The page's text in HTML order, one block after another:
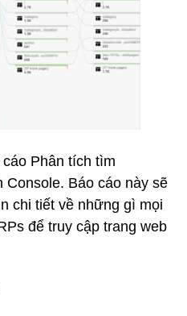
Phân tích tìm
Console. Báo cáo này sẽ
chi tiết về những gì mọi
để truy cập trang web